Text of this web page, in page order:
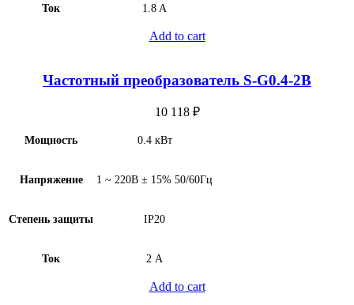
Ток 1.8 A
Add to cart
Частотный преобразователь S-G0.4-2B
10 118 ₽
Мощность 0.4 кВт
Напряжение 1 ~ 220В ± 15% 50/60Гц
Степень защиты IP20
Ток 2 А
Add to cart